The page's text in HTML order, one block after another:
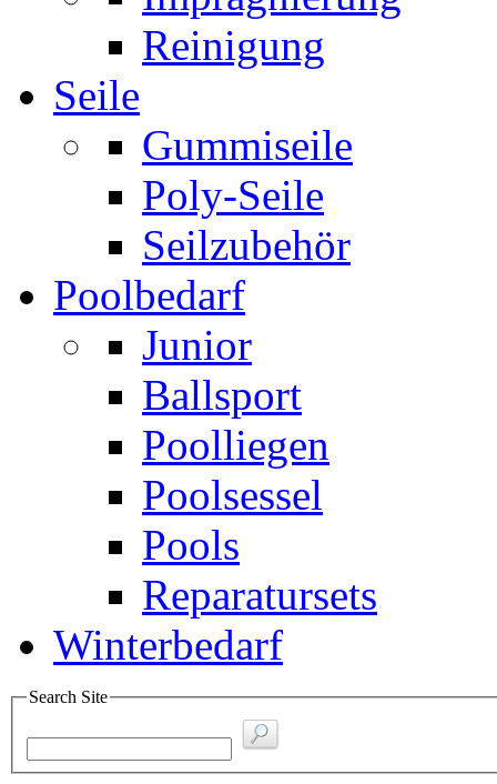
Reinigung
Seile
Gummiseile
Poly-Seile
Seilzubehör
Poolbedarf
Junior
Ballsport
Poolliegen
Poolsessel
Pools
Reparatursets
Winterbedarf
Search Site